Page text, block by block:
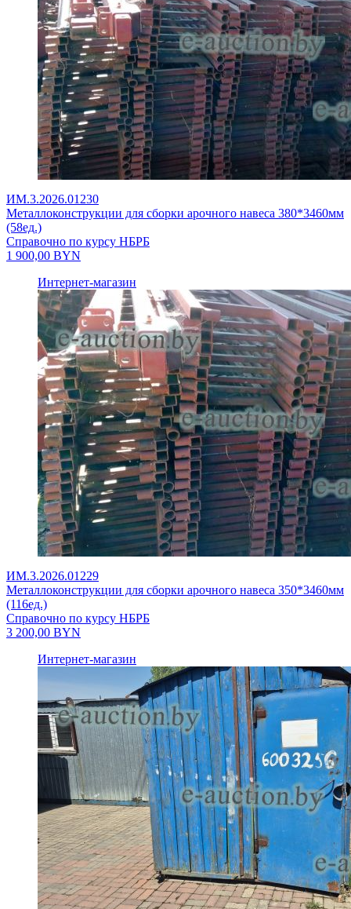
ИМ.3.2026.01230
Металлоконструкции для сборки арочного навеса 380*3460мм
(58ед.)
Справочно по курсу НБРБ
1 900,00 BYN
Интернет-магазин
ИМ.3.2026.01229
Металлоконструкции для сборки арочного навеса 350*3460мм
(116ед.)
Справочно по курсу НБРБ
3 200,00 BYN
Интернет-магазин